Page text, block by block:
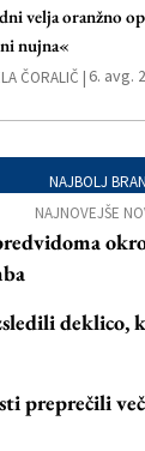
velja oranžno
nujna«
ČORALIČ | 6. avg.
NAJBOLJ
NAJNOVEJŠE
deklico,
preprečili